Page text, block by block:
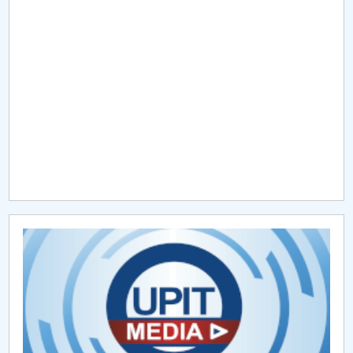
CAR2026
MENIU CANTINA
Philologic studies and research. Romance
language series